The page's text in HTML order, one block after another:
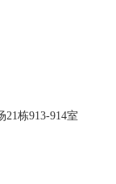
栋913-914室